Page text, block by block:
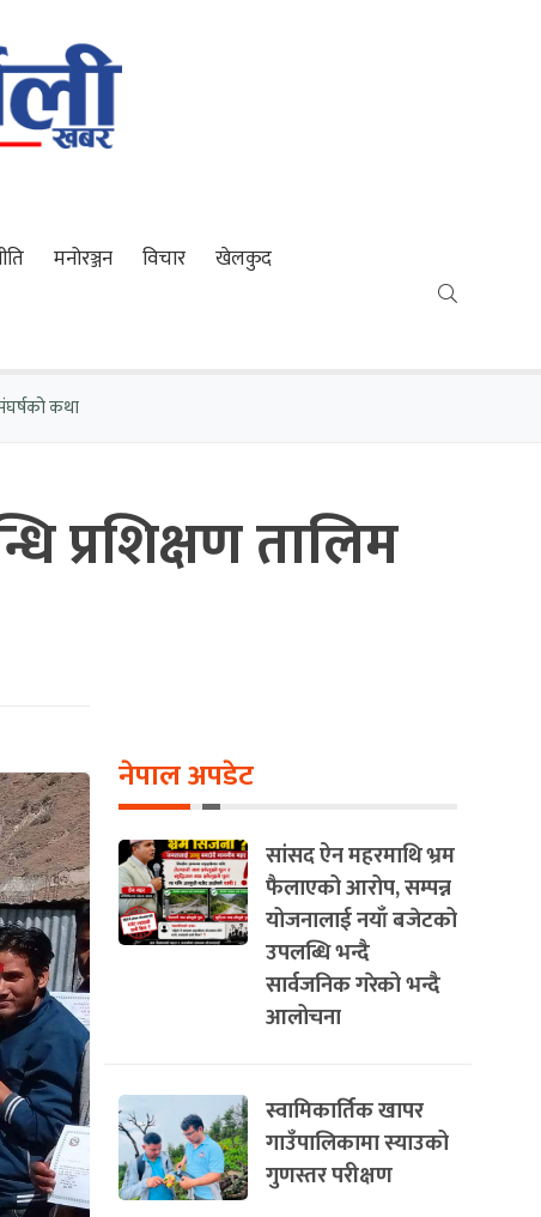
मनोरञ्जन विचार खेलकुद
कथा
प्रशिक्षण तालिम
नेपाल अपडेट
सांसद ऐन महरमाथि भ्रम
फैलाएको आरोप, सम्पन्न
योजनालाई नयाँ बजेटको
उपलब्धि भन्दै
सार्वजनिक गरेको भन्दै
आलोचना
स्वामिकार्तिक खापर
गाउँपालिकामा स्याउको
गुणस्तर परीक्षण